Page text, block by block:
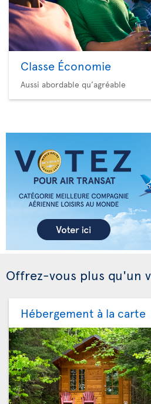
Classe Économie
Aussi abordable qu’agréable
Offrez-vous plus qu'un
Hébergement à la carte